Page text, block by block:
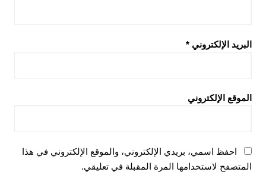
البريد الإلكتروني *
الموقع الإلكتروني
احفظ اسمي، بريدي الإلكتروني، والموقع الإلكتروني في هذا
المتصفح لاستخدامها المرة المقبلة في تعليقي.